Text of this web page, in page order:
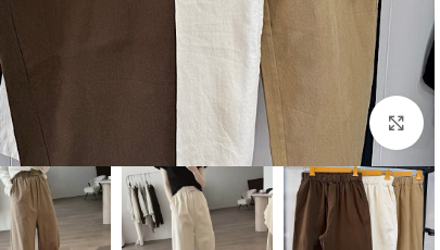
بزرگنمایی تصویر